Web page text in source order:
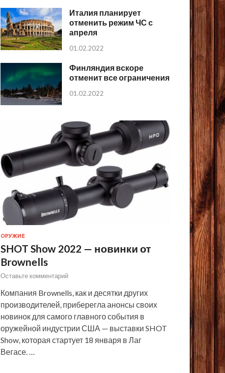
Италия планирует
отменить режим ЧС с
апреля
01.02.2022
Финляндия вскоре
отменит все ограничения
01.02.2022
ОРУЖИЕ
SHOT Show 2022 — новинки от
Brownells
Оставьте комментарий
Компания Brownells, как и десятки других
производителей, приберегла анонсы своих
новинок для самого главного события в
оружейной индустрии США — выставки SHOT
Show, которая стартует 18 января в Лаг
Вегасе. …